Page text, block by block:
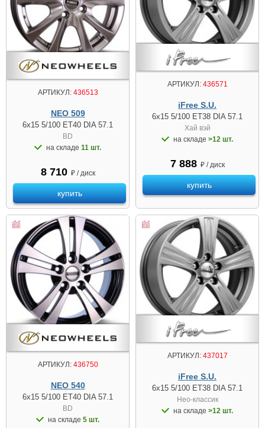
АРТИКУЛ:436513
NEO 509
6x15 5/100 ET40 DIA 57.1
BD
на складе 11 шт.
8 710 ₽ / диск
купить
АРТИКУЛ:436571
iFree S.U.
6x15 5/100 ET38 DIA 57.1
Хай вэй
на складе >12 шт.
7 888 ₽ / диск
купить
АРТИКУЛ:436750
NEO 540
6x15 5/100 ET40 DIA 57.1
BD
на складе 5 шт.
АРТИКУЛ:437017
iFree S.U.
6x15 5/100 ET38 DIA 57.1
Нео-классик
на складе >12 шт.